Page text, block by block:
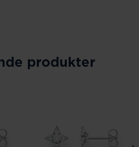
produkter